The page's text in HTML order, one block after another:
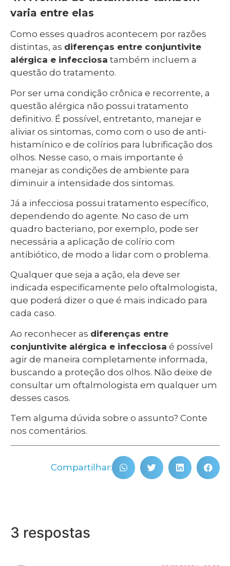
varia entre elas
Como esses quadros acontecem por razões
distintas, as diferenças entre conjuntivite
alérgica e infecciosa também incluem a
questão do tratamento.
Por ser uma condição crônica e recorrente, a
questão alérgica não possui tratamento
definitivo. É possível, entretanto, manejar e
aliviar os sintomas, como com o uso de anti-
histamínico e de colírios para lubrificação dos
olhos. Nesse caso, o mais importante é
manejar as condições de ambiente para
diminuir a intensidade dos sintomas.
Já a infecciosa possui tratamento específico,
dependendo do agente. No caso de um
quadro bacteriano, por exemplo, pode ser
necessária a aplicação de colírio com
antibiótico, de modo a lidar com o problema.
Qualquer que seja a ação, ela deve ser
indicada especificamente pelo oftalmologista,
que poderá dizer o que é mais indicado para
cada caso.
Ao reconhecer as diferenças entre
conjuntivite alérgica e infecciosa é possível
agir de maneira completamente informada,
buscando a proteção dos olhos. Não deixe de
consultar um oftalmologista em qualquer um
desses casos.
Tem alguma dúvida sobre o assunto? Conte
nos comentários.
Compartilhar:
3 respostas